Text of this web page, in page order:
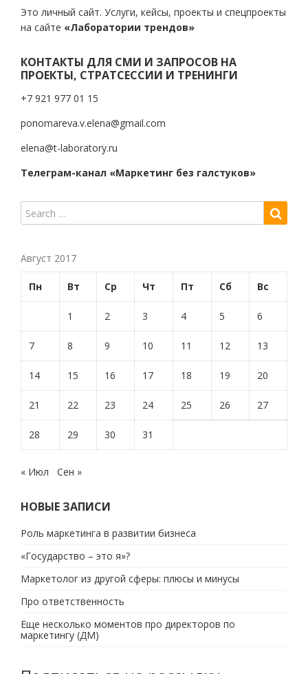
Это личный сайт. Услуги, кейсы, проекты и спецпроекты
на сайте «Лаборатории трендов»
КОНТАКТЫ ДЛЯ СМИ И ЗАПРОСОВ НА
ПРОЕКТЫ, СТРАТСЕССИИ И ТРЕНИНГИ
+7 921 977 01 15
ponomareva.v.elena@gmail.com
elena@t-laboratory.ru
Телеграм-канал «Маркетинг без галстуков»
Август 2017
Пн Вт Ср Чт Пт Сб Вс
1 2 3 4 5 6
7 8 9 10 11 12 13
14 15 16 17 18 19 20
21 22 23 24 25 26 27
28 29 30 31
« Июл Сен »
НОВЫЕ ЗАПИСИ
Роль маркетинга в развитии бизнеса
«Государство – это я»?
Маркетолог из другой сферы: плюсы и минусы
Про ответственность
Еще несколько моментов про директоров по
маркетингу (ДМ)